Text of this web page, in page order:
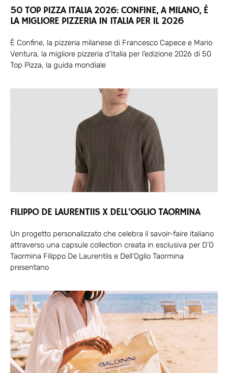
50 TOP PIZZA ITALIA 2026: CONFINE, A MILANO, È
LA MIGLIORE PIZZERIA IN ITALIA PER IL 2026
È Confine, la pizzeria milanese di Francesco Capece e Mario
Ventura, la migliore pizzeria d’Italia per l’edizione 2026 di 50
Top Pizza, la guida mondiale
FILIPPO DE LAURENTIIS X DELL’OGLIO TAORMINA
Un progetto personalizzato che celebra il savoir-faire italiano
attraverso una capsule collection creata in esclusiva per D’O
Taormina Filippo De Laurentiis e Dell’Oglio Taormina
presentano